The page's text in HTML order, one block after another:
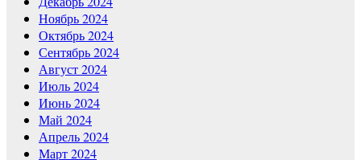
Ноябрь 2024
Октябрь 2024
Сентябрь 2024
Август 2024
Июль 2024
Июнь 2024
Май 2024
Апрель 2024
Март 2024